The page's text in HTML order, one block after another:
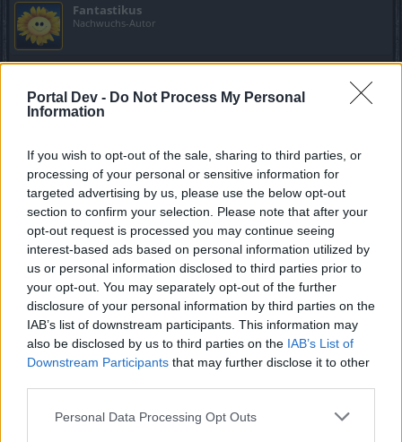
Portal Dev - Do Not Process My Personal
Information
If you wish to opt-out of the sale, sharing to third parties, or
processing of your personal or sensitive information for
targeted advertising by us, please use the below opt-out
section to confirm your selection. Please note that after your
opt-out request is processed you may continue seeing
interest-based ads based on personal information utilized by
us or personal information disclosed to third parties prior to
your opt-out. You may separately opt-out of the further
disclosure of your personal information by third parties on the
IAB’s list of downstream participants. This information may
also be disclosed by us to third parties on the IAB’s List of
Downstream Participants that may further disclose it to other
Personal Data Processing Opt Outs
Fantastikus
Nachwuchs-Autor
Sehr nettes Angebot, da war aber einer schneller (oder warst du
das?). Hab meine Rune im Sack, und mehr begehre ich da nicht.
das war ich ^^
Gerne
1 Juli 2019
ZetiAlpha6gefällt dies.
roxynolem
Nachwuchs-Autor
So endlich großwildjagd erledigt, und gut belohnt.